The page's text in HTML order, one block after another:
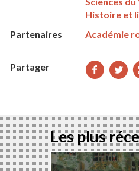
Histoire et
Partenaires
Académie
Partager
Les plus